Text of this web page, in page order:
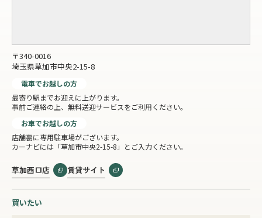
〒340-0016
埼玉県草加市中央2-15-8
電車でお越しの方
最寄り駅までお迎えに上がります。
事前ご連絡の上、無料送迎サービスをご利用ください。
お車でお越しの方
店舗裏に専用駐車場がございます。
カーナビには「草加市中央2-15-8」とご入力ください。
草加西口店 賃貸サイト
買いたい